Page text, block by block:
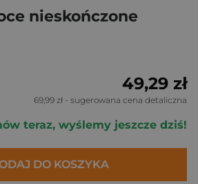
nieskończone
49,29 zł
69,99 zł - sugerowana cena detaliczna
teraz, wyślemy jeszcze dziś!
DO KOSZYKA